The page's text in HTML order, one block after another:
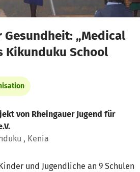
Gesundheit: „Medical
Kikunduku School
von Rheingauer Jugend für
, Kenia
und Jugendliche an 9 Schulen